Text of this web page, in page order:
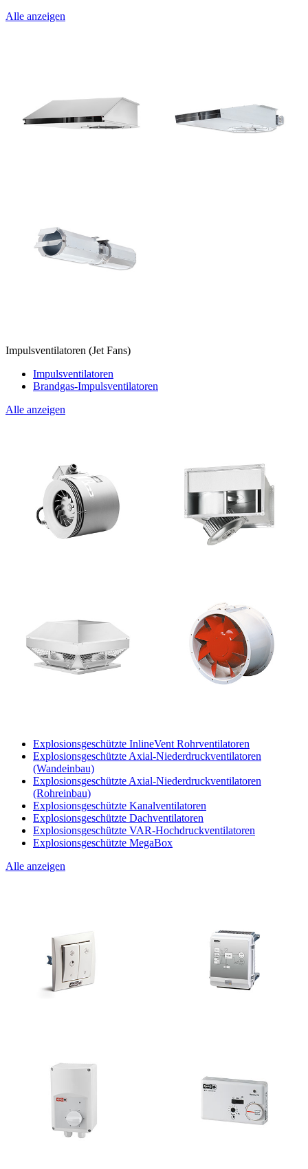
Alle anzeigen
Impulsventilatoren (Jet Fans)
Impulsventilatoren
Brandgas-Impulsventilatoren
Alle anzeigen
Explosionsgeschützte InlineVent Rohrventilatoren
Explosionsgeschützte Axial-Niederdruckventilatoren
(Wandeinbau)
Explosionsgeschützte Axial-Niederdruckventilatoren
(Rohreinbau)
Explosionsgeschützte Kanalventilatoren
Explosionsgeschützte Dachventilatoren
Explosionsgeschützte VAR-Hochdruckventilatoren
Explosionsgeschützte MegaBox
Alle anzeigen